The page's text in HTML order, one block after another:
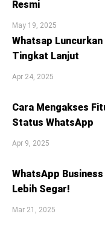
Resmi
May 19, 2025
Whatsap
Tingkat Lanjut
Apr 24, 2025
Cara Mengakses
Status WhatsApp
Apr 9, 2025
WhatsApp
Lebih Segar!
Mar 21, 2025